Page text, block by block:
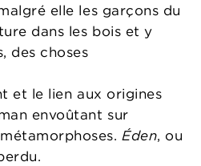
elle les garçons du
dans les bois et y
des choses
et le lien aux origines
envoûtant sur
Éden, ou